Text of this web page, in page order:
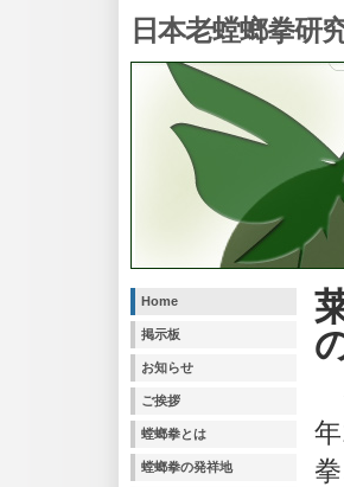
日本老螳螂拳研
Home
掲示板
お知らせ
ご挨拶
螳螂拳とは
螳螂拳の発祥地